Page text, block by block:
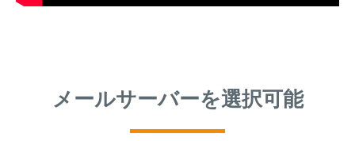
メールサーバーを選択可能